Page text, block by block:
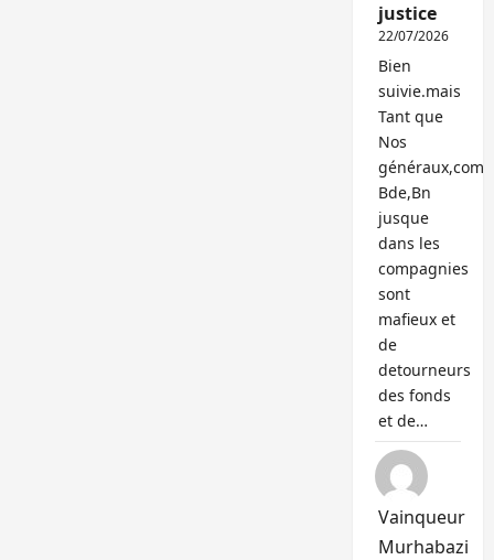
justice
22/07/2026
Bien
suivie.mais
Tant que
Nos
généraux,com
Bde,Bn
jusque
dans les
compagnies
sont
mafieux et
de
detourneurs
des fonds
et de…
Vainqueur
Murhabazi